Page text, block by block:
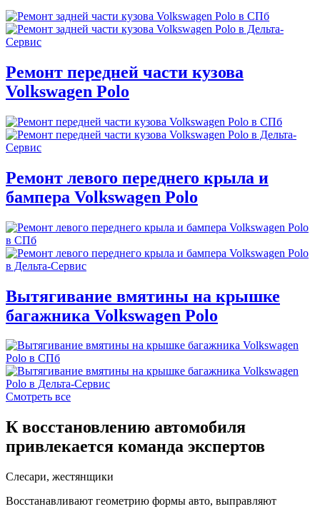
Ремонт передней части кузова
Volkswagen Polo
Ремонт левого переднего крыла и
бампера Volkswagen Polo
Вытягивание вмятины на крышке
багажника Volkswagen Polo
Смотреть все
К восстановлению автомобиля
привлекается команда экспертов
Слесари, жестянщики
Восстанавливают геометрию формы авто, выправляют